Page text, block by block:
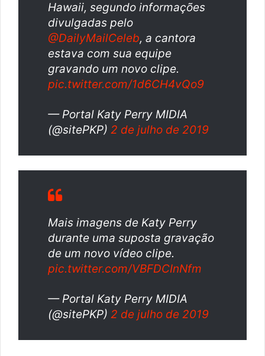
Hawaii, segundo informações
divulgadas pelo
@DailyMailCeleb, a cantora
estava com sua equipe
gravando um novo clipe.
pic.twitter.com/1d6CH4vQo9
— Portal Katy Perry MIDIA
(@sitePKP) 2 de julho de 2019
Mais imagens de Katy Perry
durante uma suposta gravação
de um novo vídeo clipe.
pic.twitter.com/VBFDCInNfm
— Portal Katy Perry MIDIA
(@sitePKP) 2 de julho de 2019